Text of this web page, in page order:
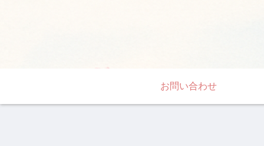
お問い合わせ